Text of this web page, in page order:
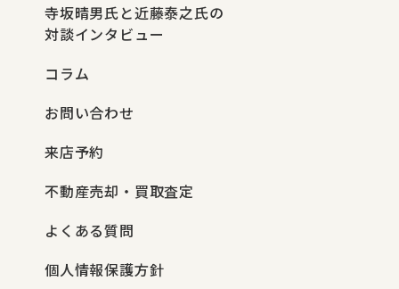
寺坂晴男氏と近藤泰之氏の
対談インタビュー
コラム
お問い合わせ
来店予約
不動産売却・買取査定
よくある質問
個人情報保護方針